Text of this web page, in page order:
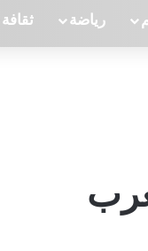
رياضة ثقافة
المغرب